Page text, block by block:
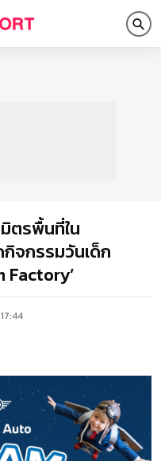
ตรพื้นที่ใน
กิจกรรมวันเด็ก
Factory’
17:44